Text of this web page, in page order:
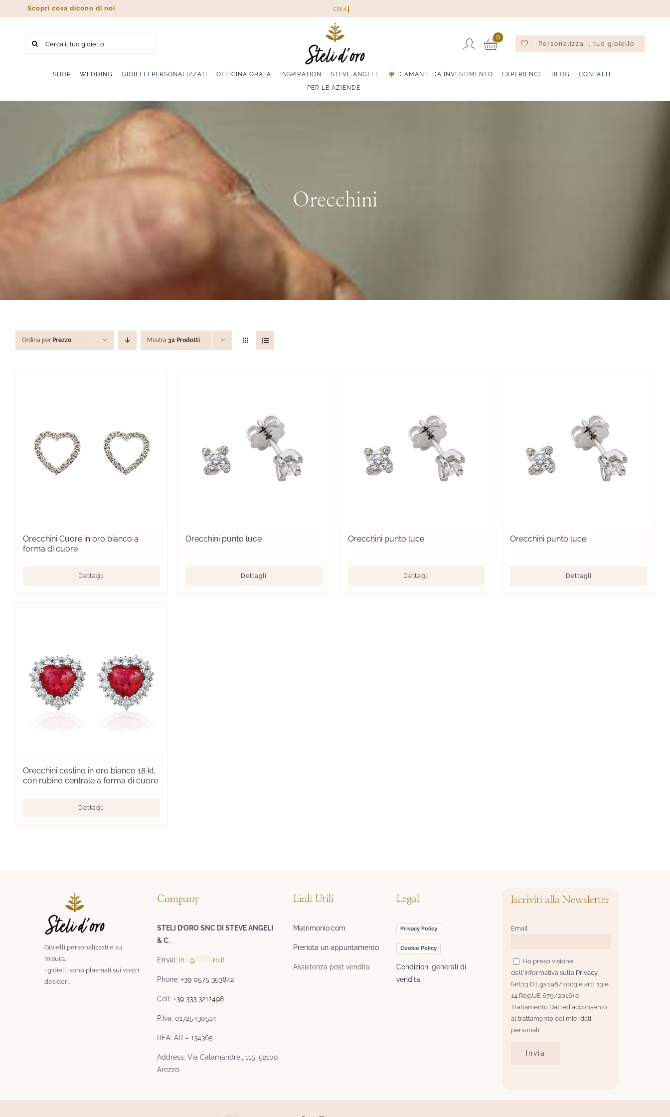
al
contenuto
Scopri cosa dicono di noi
Cerca
0
Personalizza il tuo gioiello
SHOP WEDDING GIOIELLI PERSONALIZZATI OFFICINA ORAFA INSPIRATION STEVE ANGELI DIAMANTI DA INVESTIMENTO EXPERIENCE BLOG
CONTATTI
PER LE AZIENDE
Orecchini
Ordina per Prezzo Mostra 32 Prodotti
Orecchini Cuore in oro bianco a
forma di cuore
Dettagli
Orecchini punto luce
Dettagli
Orecchini punto luce
Dettagli
Orecchini punto luce
Dettagli
Orecchini cestino in oro bianco 18 kt,
con rubino centrale a forma di cuore
Dettagli
Gioielli personalizzati e su
misura,
i gioielli sono plasmati sui vostri
desideri.​
Company
STELI D’ORO SNC DI STEVE ANGELI
& C.
Email: in **@ ro.it
Phone:+39 0575 353842
Cell:+39 333 3212498
P.Iva: 01725430514
REA: AR – 134365
Address: Via Calamandrei, 115, 52100
Arezzo
Link Utili
Matrimonio.com
Prenota un appuntamento
Assistenza post vendita
Legal
Privacy Policy
Cookie Policy
Condizioni generali di
vendita
Iscriviti alla Newsletter
Email
Ho preso visione
dell'informativa sulla Privacy
(art.13 D.Lgs.196/2003 e artt. 13 e
14 Reg.UE 679/2016) e
Trattamento Dati ed acconsento
al trattamento dei miei dati
personali.